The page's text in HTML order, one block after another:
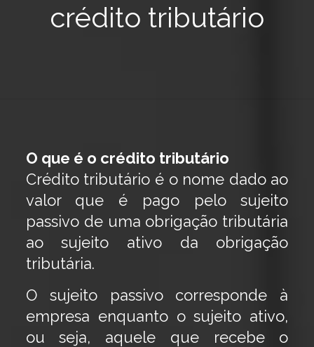
crédito tributário
O que é o crédito tributário
Crédito tributário é o nome dado ao
valor que é pago pelo sujeito
passivo de uma obrigação tributária
ao sujeito ativo da obrigação
tributária.
O sujeito passivo corresponde à
empresa enquanto o sujeito ativo,
ou seja, aquele que recebe o